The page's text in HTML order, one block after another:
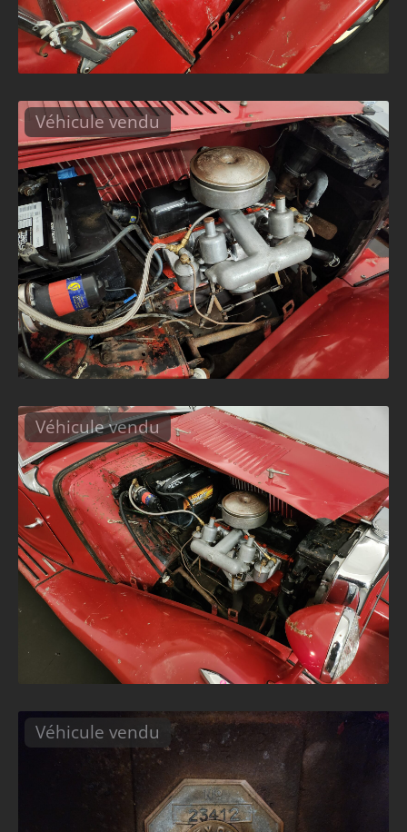
Véhicule vendu
Véhicule vendu
Véhicule vendu